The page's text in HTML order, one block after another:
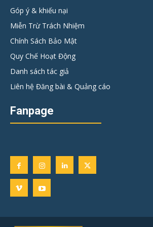
Góp ý & khiếu nại
Miễn Trừ Trách Nhiệm
Chính Sách Bảo Mật
Quy Chế Hoạt Động
Danh sách tác giả
Liên hệ Đăng bài & Quảng cáo
Fanpage